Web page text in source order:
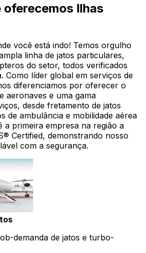
oferecemos Ilhas
você está indo! Temos orgulho
linha de jatos particulares,
do setor, todos verificados
Como líder global em serviços de
diferenciamos por oferecer o
aeronaves e uma gama
desde fretamento de jatos
de ambulância e mobilidade aérea
a primeira empresa na região a
Certified, demonstrando nosso
com a segurança.
demanda de jatos e turbo-